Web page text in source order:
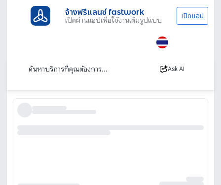
จ้างฟรีแลนซ์ fastwork
เปิดผ่านแอปเพื่อใช้งานเต็มรูปแบบ เปิดแอป
Ask AI
ขอนแก่น
เรียงตาม